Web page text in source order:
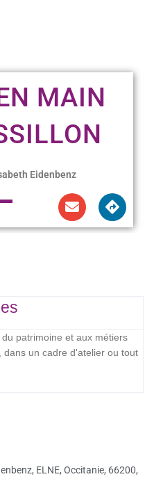
MAIN
Eidenbenz
patrimoine et aux métiers
dans un cadre d'atelier ou tout
ELNE, Occitanie, 66200,